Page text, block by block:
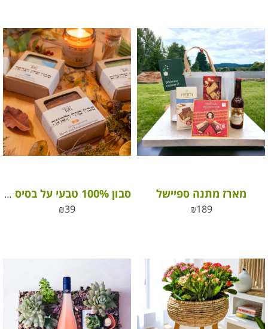
מארז מתנה ספיישל
₪189
סבון 100% טבעי על בסיס שמנים אתריים
₪39